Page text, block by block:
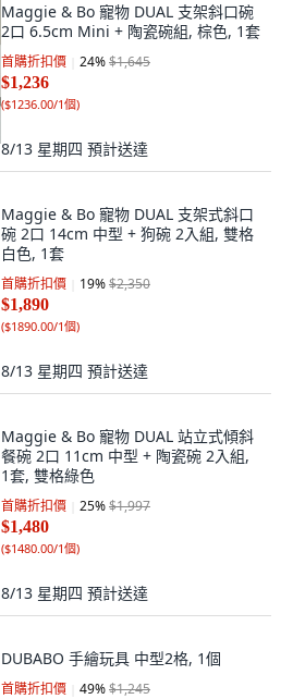
Maggie & Bo 寵物 DUAL 支架斜口碗
2口 6.5cm Mini + 陶瓷碗組, 棕色, 1套
首購折扣價 24%$1,645
$1,236
($1236.00/1個)
8/13 星期四 預計送達
Maggie & Bo 寵物 DUAL 支架式斜口
碗 2口 14cm 中型 + 狗碗 2入組, 雙格
白色, 1套
首購折扣價 19%$2,350
$1,890
($1890.00/1個)
8/13 星期四 預計送達
Maggie & Bo 寵物 DUAL 站立式傾斜
餐碗 2口 11cm 中型 + 陶瓷碗 2入組,
1套, 雙格綠色
首購折扣價 25%$1,997
$1,480
($1480.00/1個)
8/13 星期四 預計送達
DUBABO 手繪玩具 中型2格, 1個
首購折扣價 49%$1,245